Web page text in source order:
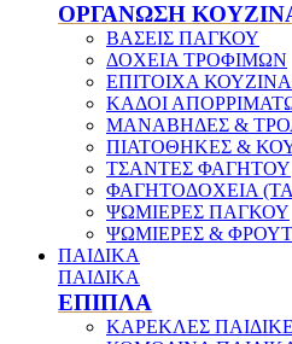
ΟΡΓΑΝΩΣΗ
ΒΑΣΕΙΣ ΠΑΓΚΟΥ
ΔΟΧΕΙΑ ΤΡΟΦΙΜΩΝ
ΕΠΙΤΟΙΧΑ
ΚΑΔΟΙ
ΜΑΝΑΒΗΔΕΣ &
ΠΙΑΤΟΘΗΚΕΣ &
ΤΣΑΝΤΕΣ ΦΑΓΗΤΟΥ
ΦΑΓΗΤΟΔΟΧΕΙΑ
ΨΩΜΙΕΡΕΣ ΠΑΓΚΟΥ
ΨΩΜΙΕΡΕΣ &
ΠΑΙΔΙΚΑ
ΠΑΙΔΙΚΑ
ΕΠΙΠΛΑ
ΚΑΡΕΚΛΕΣ